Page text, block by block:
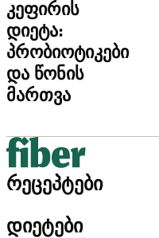
კეფირის
დიეტა:
პრობიოტიკები
და წონის
მართვა
რეცეპტები
დიეტები